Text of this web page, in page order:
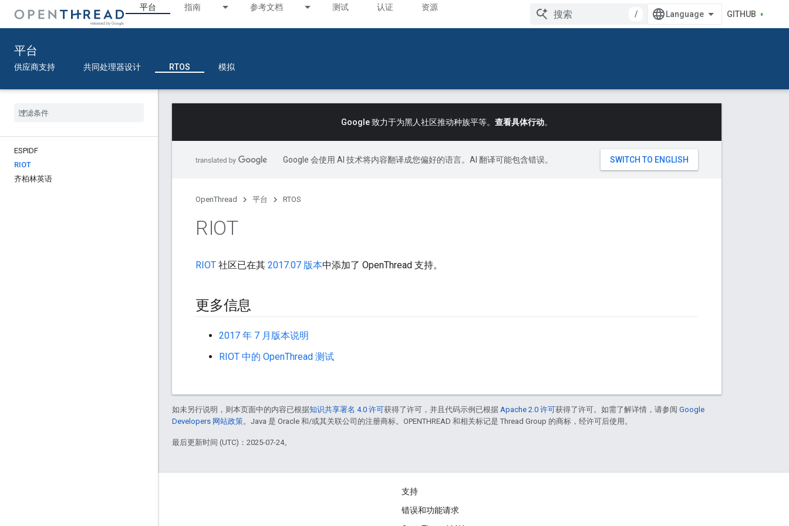
平台 指南 参考文档 测试 认证 资源
/ GITHUB
平台
供应商支持 共同处理器设计 RTOS 模拟
ESPIDF
RIOT
齐柏林英语
Google 致力于为黑人社区推动种族平等。 查看具体行动。
Google 会使用 AI 技术将内容翻译成您偏好的语言。AI 翻译可能包含错误。
OpenThread 平台 RTOS
RIOT
RIOT 社区已在其 2017.07 版本中添加了 OpenThread 支持。
更多信息
2017 年 7 月版本说明
RIOT 中的 OpenThread 测试
如未另行说明，则本页面中的内容已根据知识共享署名 4.0 许可获得了许可，并且代码示例已根据 Apache 2.0 许可获得了许可。如需了解详情，请参阅 Google
Developers 网站政策。Java 是 Oracle 和/或其关联公司的注册商标。OPENTHREAD 和相关标记是 Thread Group 的商标，经许可后使用。
最后更新时间 (UTC)：2025-07-24。
支持
错误和功能请求